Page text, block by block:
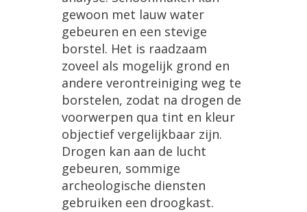
gewoon met lauw water
gebeuren en een stevige
borstel. Het is raadzaam
zoveel als mogelijk grond en
andere verontreiniging weg te
borstelen, zodat na drogen de
voorwerpen qua tint en kleur
objectief vergelijkbaar zijn.
Drogen kan aan de lucht
gebeuren, sommige
archeologische diensten
gebruiken een droogkast.